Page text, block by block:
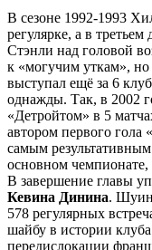
В сезоне 1992-1993
регулярке, а в
Стэнли над головой
к «могучим уткам»,
выступал ещё за 6
однажды. Так, в 2002
«Детройтом» в 5
автором первого
самым
основном
В завершение главы
Кевина Динина.
578 регулярных
шайбу в истории
передислокации